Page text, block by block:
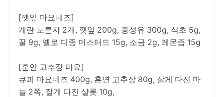
[깻잎 마요네즈]
계란 노른자 2개, 깻잎 200g, 중성유 300g, 식초 5g,
꿀 9g, 옐로 디종 머스터드 15g, 소금 2g, 레몬즙 15g
[훈연 고추장 마요]
큐피 마요네즈 400g, 훈연 고추장 80g, 잘게 다진 마
늘 2쪽, 잘게 다진 샬롯 10g,